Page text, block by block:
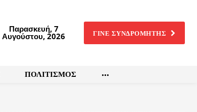
Παρασκευή, 7
Αυγούστου, 2026 ΓΙΝΕ ΣΥΝΔΡΟΜΗΤΗΣ
ΠΟΛΙΤΙΣΜΟΣ